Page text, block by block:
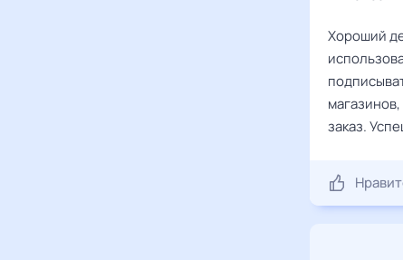
Хороший
заказ.